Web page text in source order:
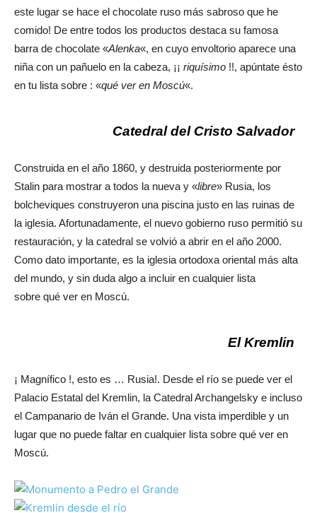
este lugar se hace el chocolate ruso más sabroso que he
comido! De entre todos los productos destaca su famosa
barra de chocolate «Alenka«, en cuyo envoltorio aparece una
niña con un pañuelo en la cabeza, ¡¡ riquísimo !!, apúntate ésto
en tu lista sobre : «qué ver en Moscú«.
Catedral del Cristo Salvador
Construida en el año 1860, y destruida posteriormente por
Stalin para mostrar a todos la nueva y «libre» Rusia, los
bolcheviques construyeron una piscina justo en las ruinas de
la iglesia. Afortunadamente, el nuevo gobierno ruso permitió su
restauración, y la catedral se volvió a abrir en el año 2000.
Como dato importante, es la iglesia ortodoxa oriental más alta
del mundo, y sin duda algo a incluir en cualquier lista
sobre qué ver en Moscú.
El Kremlin
¡ Magnífico !, esto es … Rusia!. Desde el río se puede ver el
Palacio Estatal del Kremlin, la Catedral Archangelsky e incluso
el Campanario de Iván el Grande. Una vista imperdible y un
lugar que no puede faltar en cualquier lista sobre qué ver en
Moscú.